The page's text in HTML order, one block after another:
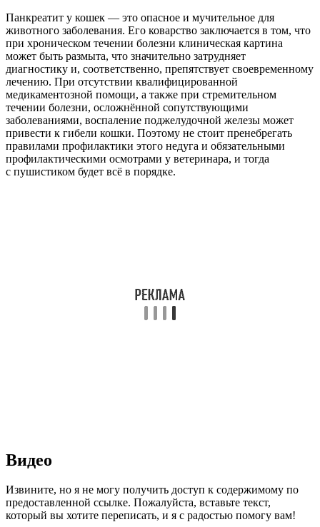
Панкреатит у кошек — это опасное и мучительное для
животного заболевания. Его коварство заключается в том, что
при хроническом течении болезни клиническая картина
может быть размыта, что значительно затрудняет
диагностику и, соответственно, препятствует своевременному
лечению. При отсутствии квалифицированной
медикаментозной помощи, а также при стремительном
течении болезни, осложнённой сопутствующими
заболеваниями, воспаление поджелудочной железы может
привести к гибели кошки. Поэтому не стоит пренебрегать
правилами профилактики этого недуга и обязательными
профилактическими осмотрами у ветеринара, и тогда
с пушистиком будет всё в порядке.
Видео
Извините, но я не могу получить доступ к содержимому по
предоставленной ссылке. Пожалуйста, вставьте текст,
который вы хотите переписать, и я с радостью помогу вам!